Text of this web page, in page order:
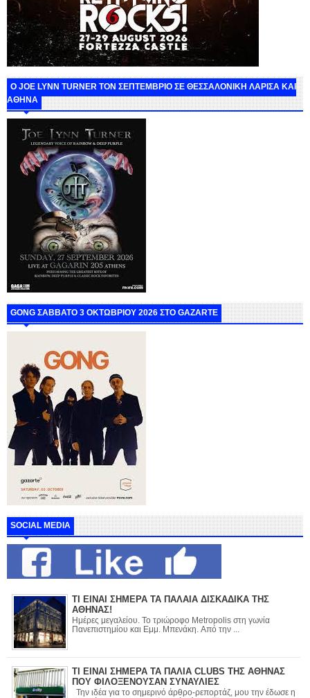
O JOE LYNN TURNER ΤΟΝ ΣΕΠΤΕΜΒΡΙΟ ΣΕ ΘΕΣΣΑΛΟΝΙΚΗ ΛΑΡΙΣΑ ΚΑΙ
ΑΘΗΝΑ
GONG ΣΑΒΒΑΤΟ 3 ΟΚΤΩΒΡΙΟΥ 2026 ΣΤΟ GAZARTE
SOCIAL MEDIA
ΤΙ ΕΙΝΑΙ ΣΗΜΕΡΑ ΤΑ ΠΑΛΑΙΑ ΔΙΣΚΑΔΙΚΑ ΤΗΣ
ΑΘΗΝΑΣ!
Ημέρες μεγαλείου. Το τριώροφο Metropolis στη γωνία
Πανεπιστημίου και Εμμ. Μπενάκη. Από την ...
ΤΙ ΕΙΝΑΙ ΣΗΜΕΡΑ ΤΑ ΠΑΛΙΑ CLUBS ΤΗΣ ΑΘΗΝΑΣ
ΠΟΥ ΦΙΛΟΞΕΝΟΥΣΑΝ ΣΥΝΑΥΛΙΕΣ
Την ιδέα για το σημερινό άρθρο-ρεπορτάζ, μου την έδωσε η